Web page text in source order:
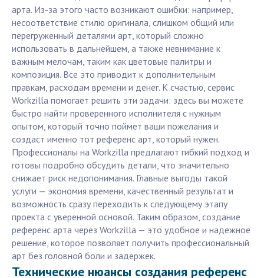
арта. Из-за этого часто возникают ошибки: например,
несоответствие стилю оригинала, слишком общий или
перегруженный деталями арт, который сложно
использовать в дальнейшем, а также невнимание к
важным мелочам, таким как цветовые палитры и
композиция. Все это приводит к дополнительным
правкам, расходам времени и денег. К счастью, сервис
Workzilla помогает решить эти задачи: здесь вы можете
быстро найти проверенного исполнителя с нужным
опытом, который точно поймет ваши пожелания и
создаст именно тот референс арт, который нужен.
Профессионалы на Workzilla предлагают гибкий подход и
готовы подробно обсудить детали, что значительно
снижает риск недопонимания. Главные выгоды такой
услуги — экономия времени, качественный результат и
возможность сразу переходить к следующему этапу
проекта с уверенной основой. Таким образом, создание
референс арта через Workzilla — это удобное и надежное
решение, которое позволяет получить профессиональный
арт без головной боли и задержек.
Технические нюансы создания референс